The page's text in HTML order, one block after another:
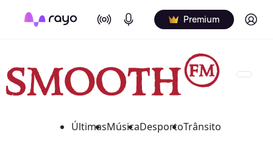
On Air Podcasts Premium Log in
ÚltimasMúsicaDesportoTrânsito